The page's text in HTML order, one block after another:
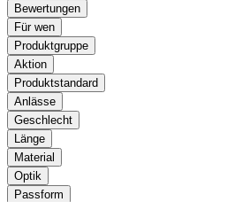
Bewertungen
Für wen
Produktgruppe
Aktion
Produktstandard
Anlässe
Geschlecht
Länge
Material
Optik
Passform